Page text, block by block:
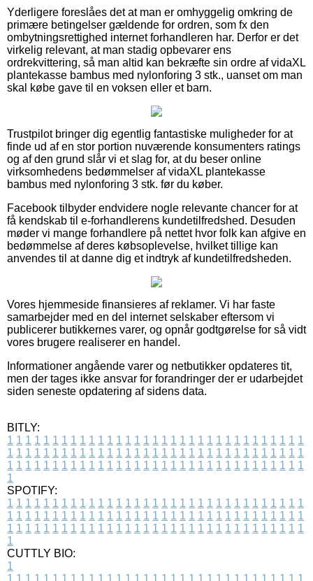
Yderligere foreslåes det at man er omhyggelig omkring de
primære betingelser gældende for ordren, som fx den
ombytningsrettighed internet forhandleren har. Derfor er det
virkelig relevant, at man stadig opbevarer ens
ordrekvittering, så man altid kan bekræfte sin ordre af vidaXL
plantekasse bambus med nylonforing 3 stk., uanset om man
skal købe gave til en voksen eller et barn.
Trustpilot bringer dig egentlig fantastiske muligheder for at
finde ud af en stor portion nuværende konsumenters ratings
og af den grund slår vi et slag for, at du beser online
virksomhedens bedømmelser af vidaXL plantekasse
bambus med nylonforing 3 stk. før du køber.
Facebook tilbyder endvidere nogle relevante chancer for at
få kendskab til e-forhandlerens kundetilfredshed. Desuden
møder vi mange forhandlere på nettet hvor folk kan afgive en
bedømmelse af deres købsoplevelse, hvilket tillige kan
anvendes til at danne dig et indtryk af kundetilfredsheden.
Vores hjemmeside finansieres af reklamer. Vi har faste
samarbejder med en del internet selskaber eftersom vi
publicerer butikkernes varer, og opnår godtgørelse for så vidt
vores brugere realiserer en handel.
Informationer angående varer og netbutikker opdateres tit,
men der tages ikke ansvar for forandringer der er udarbejdet
siden seneste opdatering af sidens data.
BITLY:
1 1 1 1 1 1 1 1 1 1 1 1 1 1 1 1 1 1 1 1 1 1 1 1 1 1 1 1 1 1 1 1 1
1 1 1 1 1 1 1 1 1 1 1 1 1 1 1 1 1 1 1 1 1 1 1 1 1 1 1 1 1 1 1 1 1
1 1 1 1 1 1 1 1 1 1 1 1 1 1 1 1 1 1 1 1 1 1 1 1 1 1 1 1 1 1 1 1 1
1
SPOTIFY:
1 1 1 1 1 1 1 1 1 1 1 1 1 1 1 1 1 1 1 1 1 1 1 1 1 1 1 1 1 1 1 1 1
1 1 1 1 1 1 1 1 1 1 1 1 1 1 1 1 1 1 1 1 1 1 1 1 1 1 1 1 1 1 1 1 1
1 1 1 1 1 1 1 1 1 1 1 1 1 1 1 1 1 1 1 1 1 1 1 1 1 1 1 1 1 1 1 1 1
1
CUTTLY BIO:
1
1 1 1 1 1 1 1 1 1 1 1 1 1 1 1 1 1 1 1 1 1 1 1 1 1 1 1 1 1 1 1 1 1